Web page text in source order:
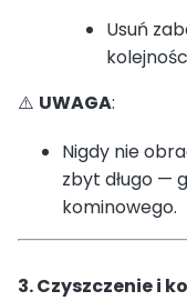
Usuń
⚠️ UWAGA:
Nigdy nie
zbyt długo —
kominowego.
3. Czyszczenie i